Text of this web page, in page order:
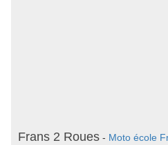
Frans 2 Roues - Moto école